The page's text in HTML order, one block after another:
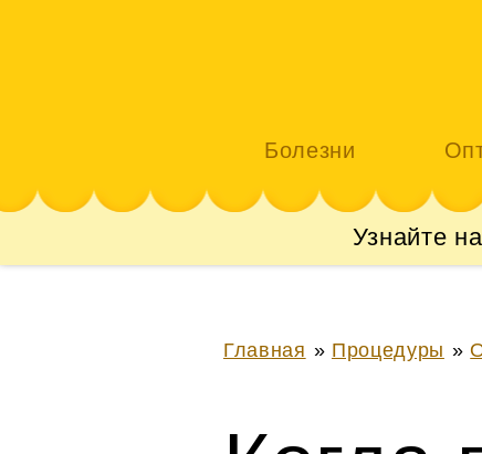
Болезни
Узнайте
Главная » Процедуры »